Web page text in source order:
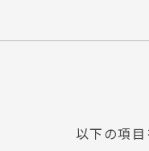
以下の項目